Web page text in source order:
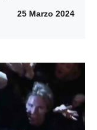
25 Marzo 2024